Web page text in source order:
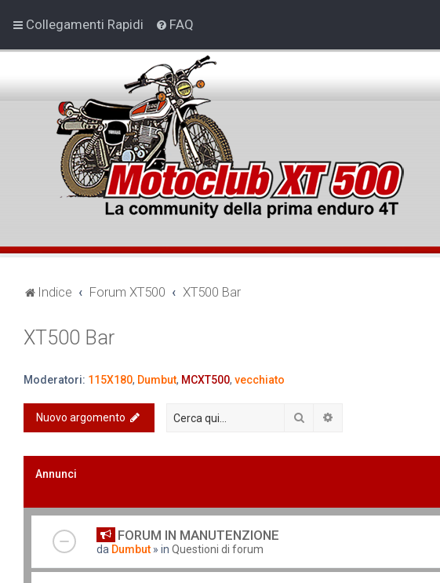
Collegamenti Rapidi FAQ
Indice Forum XT500 XT500 Bar
XT500 Bar
Moderatori: 115X180, Dumbut, MCXT500, vecchiato
Nuovo argomento Cerca
Annunci
FORUM IN MANUTENZIONE
da Dumbut » in Questioni di forum